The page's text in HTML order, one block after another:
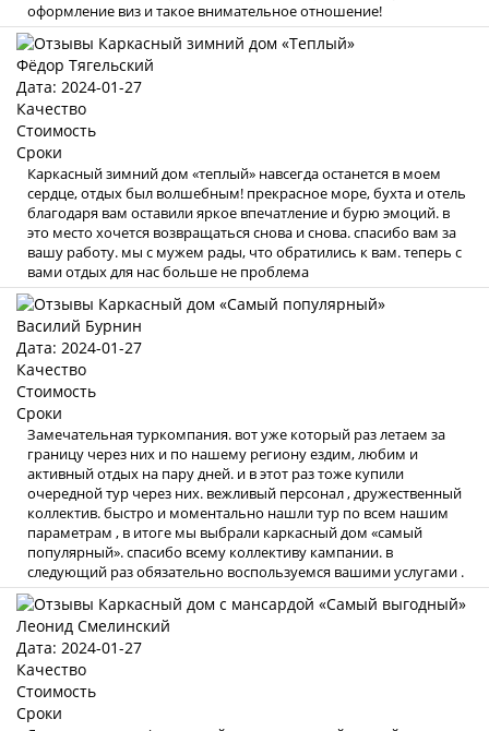
оформление виз и такое внимательное отношение!
Фёдор Тягельский
Дата: 2024-01-27
Качество
Стоимость
Сроки
Каркасный зимний дом «теплый» навсегда останется в моем
сердце, отдых был волшебным! прекрасное море, бухта и отель
благодаря вам оставили яркое впечатление и бурю эмоций. в
это место хочется возвращаться снова и снова. спасибо вам за
вашу работу. мы с мужем рады, что обратились к вам. теперь с
вами отдых для нас больше не проблема
Василий Бурнин
Дата: 2024-01-27
Качество
Стоимость
Сроки
Замечательная туркомпания. вот уже который раз летаем за
границу через них и по нашему региону ездим, любим и
активный отдых на пару дней. и в этот раз тоже купили
очередной тур через них. вежливый персонал , дружественный
коллектив. быстро и моментально нашли тур по всем нашим
параметрам , в итоге мы выбрали каркасный дом «самый
популярный». спасибо всему коллективу кампании. в
следующий раз обязательно воспользуемся вашими услугами .
Леонид Смелинский
Дата: 2024-01-27
Качество
Стоимость
Сроки